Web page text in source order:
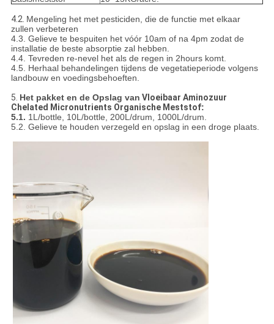
4.2. Mengeling het met pesticiden, die de functie met elkaar
zullen verbeteren
4.3. Gelieve te bespuiten het vóór 10am of na 4pm zodat de
installatie de beste absorptie zal hebben.
4.4. Tevreden re-nevel het als de regen in 2hours komt.
4.5. Herhaal behandelingen tijdens de vegetatieperiode volgens
landbouw en voedingsbehoeften.
5. Het pakket en de Opslag van Vloeibaar Aminozuur
Chelated Micronutrients Organische Meststof:
5.1. 1L/bottle, 10L/bottle, 200L/drum, 1000L/drum.
5.2. Gelieve te houden verzegeld en opslag in een droge plaats.